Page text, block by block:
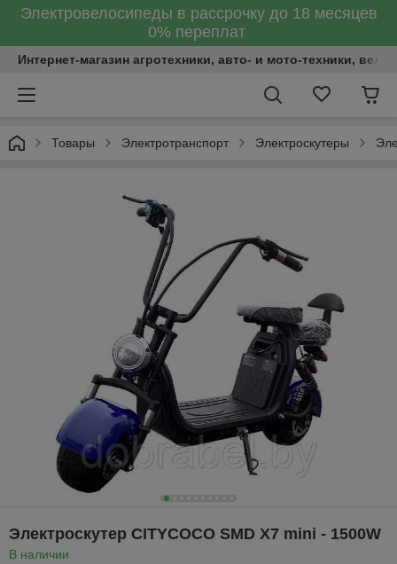
Электровелосипеды в рассрочку до 18 месяцев
0% переплат
Интернет-магазин агротехники, авто- и мото-техники,
Товары Электротранспорт Электроскутеры
Электроскутер CITYCOCO SMD X7 mini - 1500W
В наличии